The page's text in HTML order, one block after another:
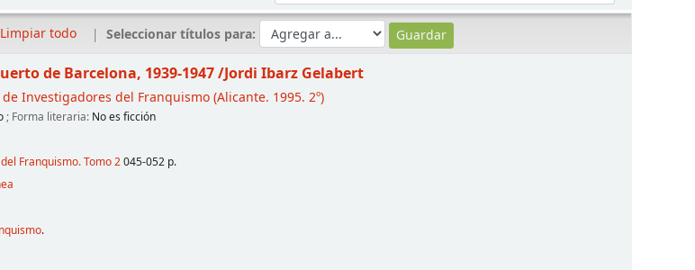
Limpiar todo Seleccionar títulos para:
de Barcelona, 1939-1947/Jordi Ibarz Gelabert
Investigadores del Franquismo(Alicante. 1995. 2º)
; Forma literaria: No es ficción
Franquismo. Tomo 2045-052 p.
.